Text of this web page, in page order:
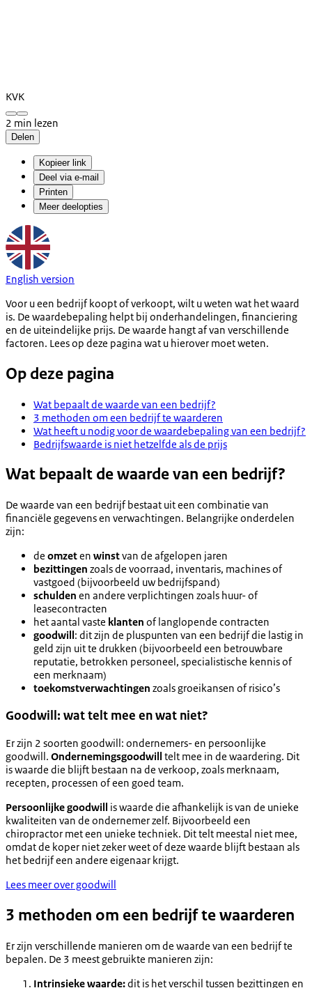
KVK
2 min lezen
Delen
Kopieer link
Deel via e-mail
Printen
Meer deelopties
English version
Voor u een bedrijf koopt of verkoopt, wilt u weten wat het waard
is. De waardebepaling helpt bij onderhandelingen, financiering
en de uiteindelijke prijs. De waarde hangt af van verschillende
factoren. Lees op deze pagina wat u hierover moet weten.
Op deze pagina
Wat bepaalt de waarde van een bedrijf?
3 methoden om een bedrijf te waarderen
Wat heeft u nodig voor de waardebepaling van een bedrijf?
Bedrijfswaarde is niet hetzelfde als de prijs
Wat bepaalt de waarde van een bedrijf?
De waarde van een bedrijf bestaat uit een combinatie van
financiële gegevens en verwachtingen. Belangrijke onderdelen
zijn:
de omzeten winstvan de afgelopen jaren
bezittingen zoals de voorraad, inventaris, machines of
vastgoed (bijvoorbeeld uw bedrijfspand)
schulden en andere verplichtingen zoals huur- of
leasecontracten
het aantal vaste klanten of langlopende contracten
goodwill : dit zijn de pluspunten van een bedrijf die lastig in
geld zijn uit te drukken (bijvoorbeeld een betrouwbare
reputatie, betrokken personeel, specialistische kennis of
een merknaam)
toekomstverwachtingen zoals groeikansen of risico’s
Goodwill: wat telt mee en wat niet?
Er zijn 2 soorten goodwill: ondernemers- en persoonlijke
goodwill. Ondernemingsgoodwill telt mee in de waardering. Dit
is waarde die blijft bestaan na de verkoop, zoals merknaam,
recepten, processen of een goed team.
Persoonlijke goodwill is waarde die afhankelijk is van de unieke
kwaliteiten van de ondernemer zelf. Bijvoorbeeld een
chiropractor met een unieke techniek. Dit telt meestal niet mee,
omdat de koper niet zeker weet of deze waarde blijft bestaan als
het bedrijf een andere eigenaar krijgt.
Lees meer over goodwill
3 methoden om een bedrijf te waarderen
Er zijn verschillende manieren om de waarde van een bedrijf te
bepalen. De 3 meest gebruikte manieren zijn:
Intrinsieke waarde:dit is het verschil tussen bezittingen en